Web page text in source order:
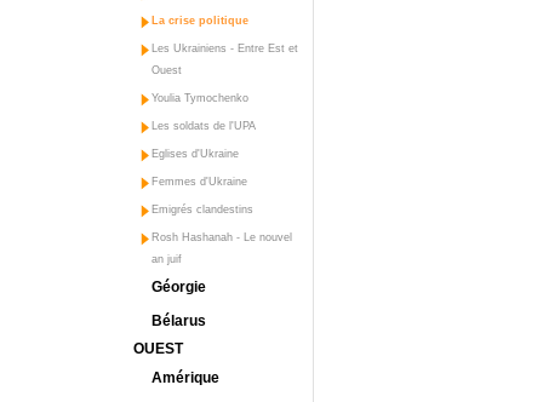
La crise politique
Les Ukrainiens - Entre Est et
Ouest
Youlia Tymochenko
Les soldats de l'UPA
Eglises d'Ukraine
Femmes d'Ukraine
Emigrés clandestins
Rosh Hashanah - Le nouvel
an juif
Géorgie
Bélarus
OUEST
Amérique